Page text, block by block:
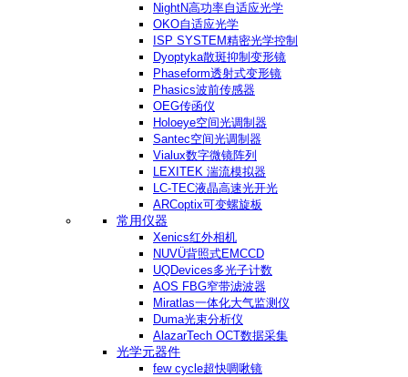
NightN高功率自适应光学
OKO自适应光学
ISP SYSTEM精密光学控制
Dyoptyka散斑抑制变形镜
Phaseform透射式变形镜
Phasics波前传感器
OEG传函仪
Holoeye空间光调制器
Santec空间光调制器
Vialux数字微镜阵列
LEXITEK 湍流模拟器
LC-TEC液晶高速光开光
ARCoptix可变螺旋板
常用仪器
Xenics红外相机
NUVÜ背照式EMCCD
UQDevices多光子计数
AOS FBG窄带滤波器
Miratlas一体化大气监测仪
Duma光束分析仪
AlazarTech OCT数据采集
光学元器件
few cycle超快啁啾镜